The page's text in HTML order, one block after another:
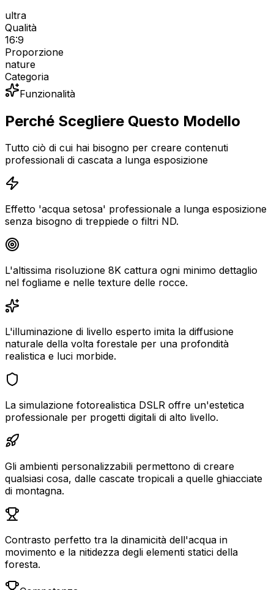
ultra
Qualità
16:9
Proporzione
nature
Categoria
Funzionalità
Perché Scegliere Questo Modello
Tutto ciò di cui hai bisogno per creare contenuti
professionali di cascata a lunga esposizione
Effetto 'acqua setosa' professionale a lunga esposizione
senza bisogno di treppiede o filtri ND.
L'altissima risoluzione 8K cattura ogni minimo dettaglio
nel fogliame e nelle texture delle rocce.
L'illuminazione di livello esperto imita la diffusione
naturale della volta forestale per una profondità
realistica e luci morbide.
La simulazione fotorealistica DSLR offre un'estetica
professionale per progetti digitali di alto livello.
Gli ambienti personalizzabili permettono di creare
qualsiasi cosa, dalle cascate tropicali a quelle ghiacciate
di montagna.
Contrasto perfetto tra la dinamicità dell'acqua in
movimento e la nitidezza degli elementi statici della
foresta.